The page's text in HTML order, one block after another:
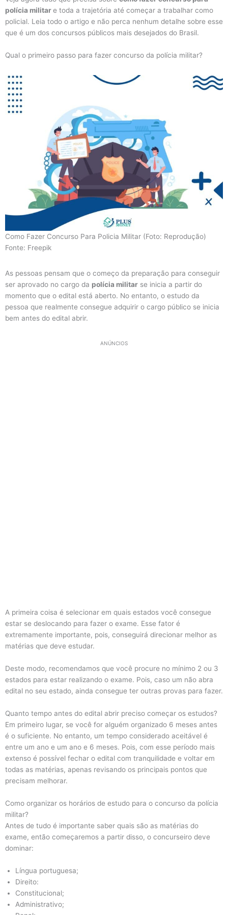
polícia militare toda a trajetória até começar a trabalhar como
policial. Leia todo o artigo e não perca nenhum detalhe sobre esse
que é um dos concursos públicos mais desejados do Brasil.
Qual o primeiro passo para fazer concurso da polícia militar?
Como Fazer Concurso Para Policia Militar (Foto: Reprodução)
Fonte: Freepik
As pessoas pensam que o começo da preparação para conseguir
ser aprovado no cargo da polícia militar se inicia a partir do
momento que o edital está aberto. No entanto, o estudo da
pessoa que realmente consegue adquirir o cargo público se inicia
bem antes do edital abrir.
ANÚNCIOS
A primeira coisa é selecionar em quais estados você consegue
estar se deslocando para fazer o exame. Esse fator é
extremamente importante, pois, conseguirá direcionar melhor as
matérias que deve estudar.
Deste modo, recomendamos que você procure no mínimo 2 ou 3
estados para estar realizando o exame. Pois, caso um não abra
edital no seu estado, ainda consegue ter outras provas para fazer.
Quanto tempo antes do edital abrir preciso começar os estudos?
Em primeiro lugar, se você for alguém organizado 6 meses antes
é o suficiente. No entanto, um tempo considerado aceitável é
entre um ano e um ano e 6 meses. Pois, com esse período mais
extenso é possível fechar o edital com tranquilidade e voltar em
todas as matérias, apenas revisando os principais pontos que
precisam melhorar.
Como organizar os horários de estudo para o concurso da polícia
militar?
Antes de tudo é importante saber quais são as matérias do
exame, então começaremos a partir disso, o concurseiro deve
dominar:
Língua portuguesa;
Direito:
Constitucional;
Administrativo;